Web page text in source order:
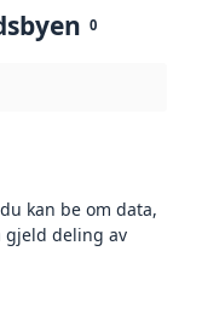
0
kan be om data,
gjeld deling av